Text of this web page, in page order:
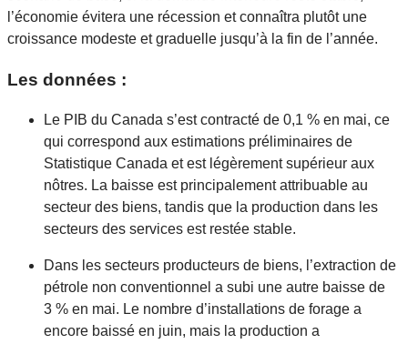
l’économie évitera une récession et connaîtra plutôt une
croissance modeste et graduelle jusqu’à la fin de l’année.
Les données :
Le PIB du Canada s’est contracté de 0,1 % en mai, ce
qui correspond aux estimations préliminaires de
Statistique Canada et est légèrement supérieur aux
nôtres. La baisse est principalement attribuable au
secteur des biens, tandis que la production dans les
secteurs des services est restée stable.
Dans les secteurs producteurs de biens, l’extraction de
pétrole non conventionnel a subi une autre baisse de
3 % en mai. Le nombre d’installations de forage a
encore baissé en juin, mais la production a